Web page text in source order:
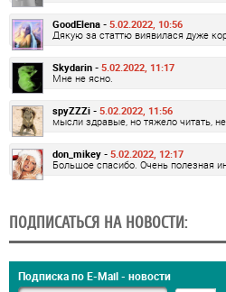
GoodElena - 5.02.2022, 10:56
Дякую за статтю виявилася дуже
Skydarin - 5.02.2022, 11:17
Мне не ясно.
spyZZZi - 5.02.2022, 11:56
мысли здравые, но тяжело читать,
don_mikey - 5.02.2022, 12:17
Большое спасибо. Очень полезная
ПОДПИСАТЬСЯ НА НОВОСТИ:
Подписка по E-Mail - новости